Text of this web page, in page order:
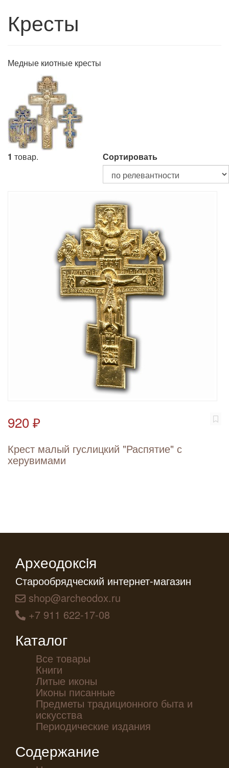
Кресты
Медные киотные кресты
1 товар. Сортировать
920 ₽
Крест малый гуслицкий "Распятие" с
херувимами
Археодоксiя
Старообрядческий интернет-магазин
shop@archeodox.ru
+7 911 622-17-08
Каталог
Все товары
Книги
Литые иконы
Иконы писанные
Предметы традиционного быта и
искусства
Периодические издания
Содержание